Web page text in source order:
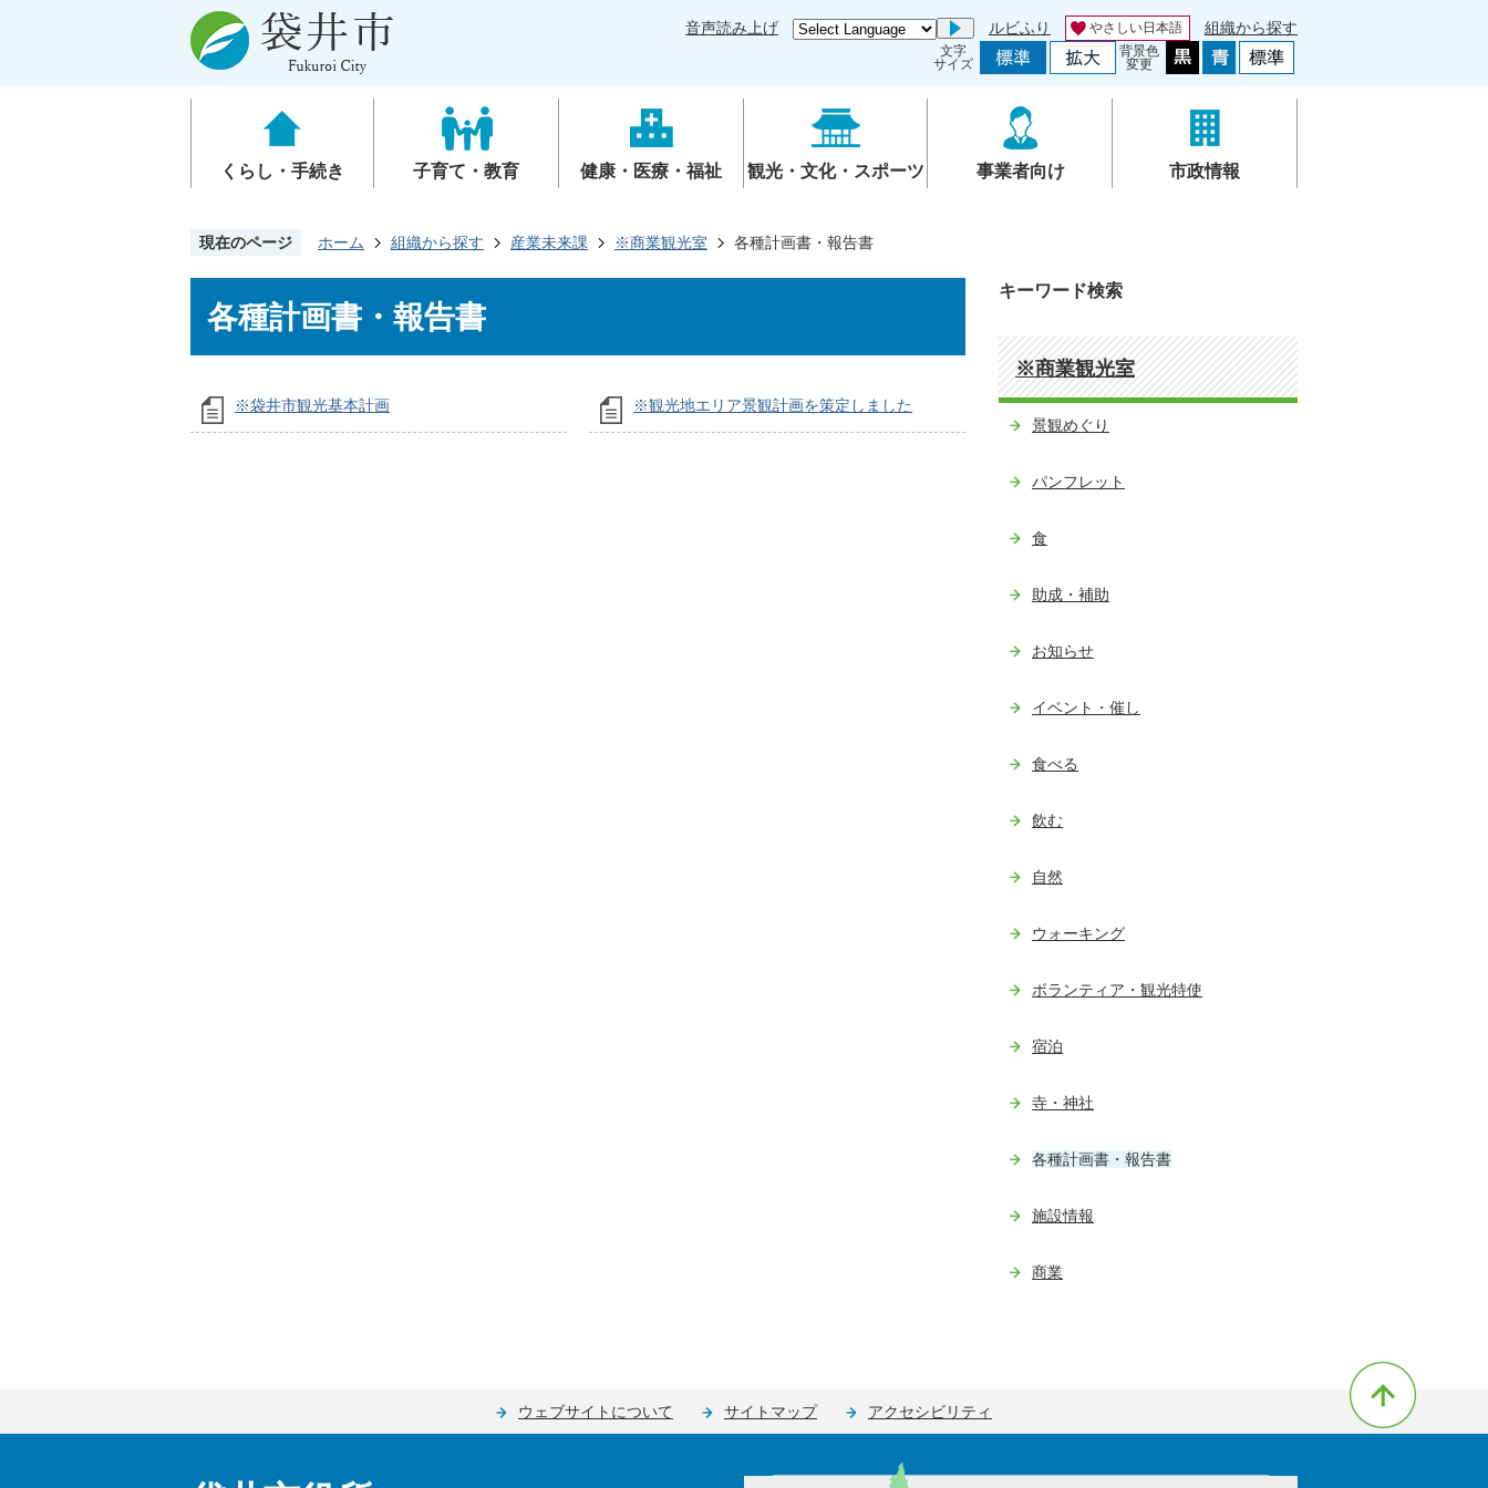
音声読み上げ Go ルビふり やさしい日本語 組織から探す
文字
サイズ
背景色
変更
くらし・手続き 子育て・教育 健康・医療・福祉 観光・文化・スポーツ 事業者向け 市政情報
現在のページ ホーム 組織から探す 産業未来課 ※商業観光室 各種計画書・報告書
各種計画書・報告書
※袋井市観光基本計画 ※観光地エリア景観計画を策定しました
キーワード検索
※商業観光室
景観めぐり
パンフレット
食
助成・補助
お知らせ
イベント・催し
食べる
飲む
自然
ウォーキング
ボランティア・観光特使
宿泊
寺・神社
各種計画書・報告書
施設情報
商業
ウェブサイトについて サイトマップ アクセシビリティ